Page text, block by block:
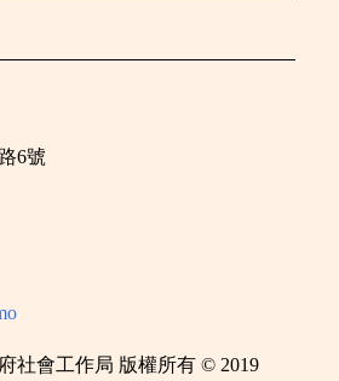
6號
社會工作局 版權所有 © 2019